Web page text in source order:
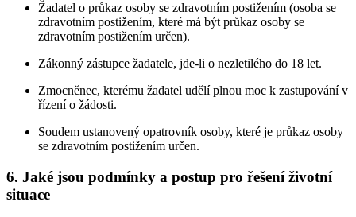
Žadatel o průkaz osoby se zdravotním postižením (osoba se
zdravotním postižením, které má být průkaz osoby se
zdravotním postižením určen).
Zákonný zástupce žadatele, jde-li o nezletilého do 18 let.
Zmocněnec, kterému žadatel udělí plnou moc k zastupování v
řízení o žádosti.
Soudem ustanovený opatrovník osoby, které je průkaz osoby
se zdravotním postižením určen.
6. Jaké jsou podmínky a postup pro řešení životní
situace